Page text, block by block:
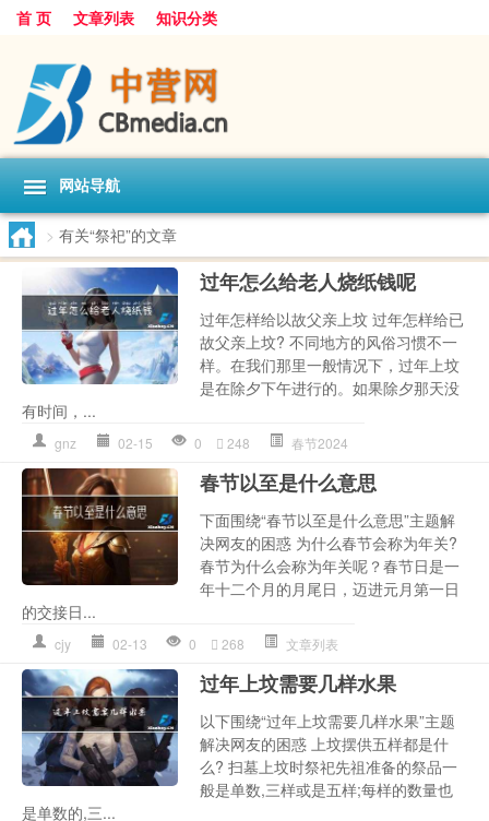
首 页 文章列表 知识分类
网站导航
> 有关“祭祀”的文章
过年怎么给老人烧纸钱呢
过年怎样给以故父亲上坟 过年怎样给已
故父亲上坟? 不同地方的风俗习惯不一
样。在我们那里一般情况下，过年上坟
是在除夕下午进行的。如果除夕那天没
有时间，...
gnz 02-15 0 248 春节2024
春节以至是什么意思
下面围绕“春节以至是什么意思”主题解
决网友的困惑 为什么春节会称为年关?
春节为什么会称为年关呢？春节日是一
年十二个月的月尾日，迈进元月第一日
的交接日...
cjy 02-13 0 268 文章列表
过年上坟需要几样水果
以下围绕“过年上坟需要几样水果”主题
解决网友的困惑 上坟摆供五样都是什
么? 扫墓上坟时祭祀先祖准备的祭品一
般是单数,三样或是五样;每样的数量也
是单数的,三...